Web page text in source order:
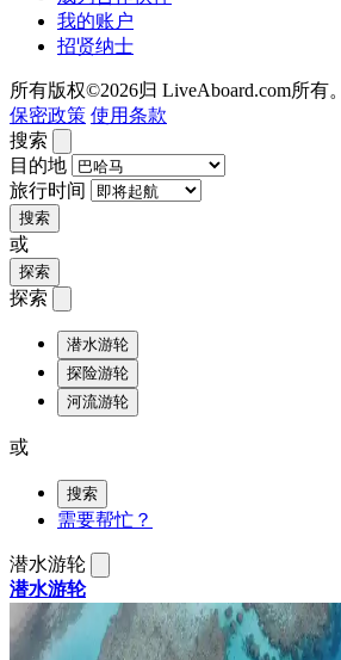
我的账户
招贤纳士
所有版权©2026归 LiveAboard.com所有。
保密政策 使用条款
搜索
目的地
旅行时间
搜索
或
探索
探索
潜水游轮
探险游轮
河流游轮
或
搜索
需要帮忙？
潜水游轮
潜水游轮